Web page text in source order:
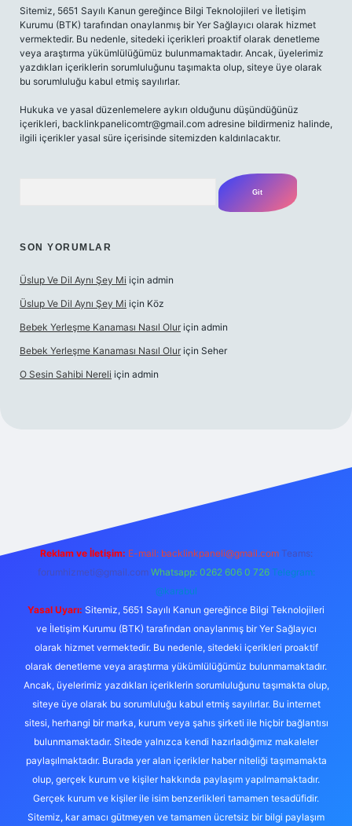
Sitemiz, 5651 Sayılı Kanun gereğince Bilgi Teknolojileri ve İletişim
Kurumu (BTK) tarafından onaylanmış bir Yer Sağlayıcı olarak hizmet
vermektedir. Bu nedenle, sitedeki içerikleri proaktif olarak denetleme
veya araştırma yükümlülüğümüz bulunmamaktadır. Ancak, üyelerimiz
yazdıkları içeriklerin sorumluluğunu taşımakta olup, siteye üye olarak
bu sorumluluğu kabul etmiş sayılırlar.
Hukuka ve yasal düzenlemelere aykırı olduğunu düşündüğünüz
içerikleri, backlinkpanelicomtr@gmail.com adresine bildirmeniz halinde,
ilgili içerikler yasal süre içerisinde sitemizden kaldırılacaktır.
SON YORUMLAR
Üslup Ve Dil Aynı Şey Mi için admin
Üslup Ve Dil Aynı Şey Mi için Köz
Bebek Yerleşme Kanaması Nasıl Olur için admin
Bebek Yerleşme Kanaması Nasıl Olur için Seher
O Sesin Sahibi Nereli için admin
Reklam ve İletişim: E-mail: backlinkpaneli@gmail.com Teams:
forumhizmeti@gmail.com Whatsapp: 0262 606 0 726 Telegram:
@karabul
Yasal Uyarı: Sitemiz, 5651 Sayılı Kanun gereğince Bilgi Teknolojileri
ve İletişim Kurumu (BTK) tarafından onaylanmış bir Yer Sağlayıcı
olarak hizmet vermektedir. Bu nedenle, sitedeki içerikleri proaktif
olarak denetleme veya araştırma yükümlülüğümüz bulunmamaktadır.
Ancak, üyelerimiz yazdıkları içeriklerin sorumluluğunu taşımakta olup,
siteye üye olarak bu sorumluluğu kabul etmiş sayılırlar. Bu internet
sitesi, herhangi bir marka, kurum veya şahıs şirketi ile hiçbir bağlantısı
bulunmamaktadır. Sitede yalnızca kendi hazırladığımız makaleler
paylaşılmaktadır. Burada yer alan içerikler haber niteliği taşımamakta
olup, gerçek kurum ve kişiler hakkında paylaşım yapılmamaktadır.
Gerçek kurum ve kişiler ile isim benzerlikleri tamamen tesadüfidir.
Sitemiz, kar amacı gütmeyen ve tamamen ücretsiz bir bilgi paylaşım